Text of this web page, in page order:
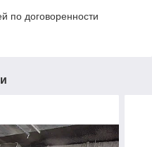
по договоренности